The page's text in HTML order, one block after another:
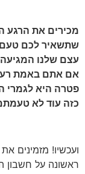
מכירים את
שתשאיר לכם טעם
עצם שלנו המגיעה
אם אתם באמת
פטרה היא לגמרי
כזה עוד לא
ועכשיו! מזמינים
ראשונה על חשבון הבית